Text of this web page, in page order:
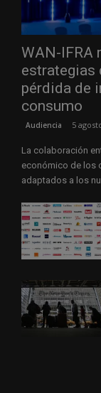
WAN-IFRA
estrategias
pérdida de
consumo
Audiencia 5
La colaboración
económico de los
adaptados a los